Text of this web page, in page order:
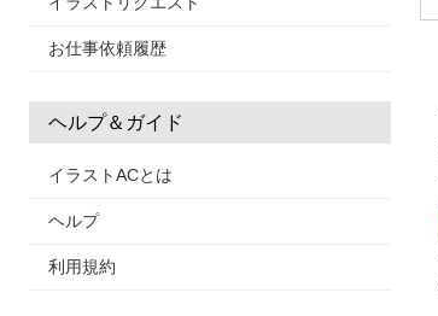
お仕事依頼履歴
ヘルプ＆ガイド
イラストACとは
ヘルプ
利用規約